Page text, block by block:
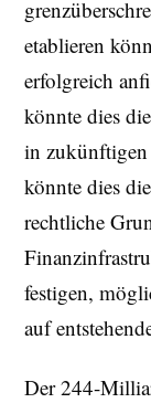
etablieren
erfolgreich
könnte dies
in
könnte dies
rechtliche
festigen,
auf
Der 244-